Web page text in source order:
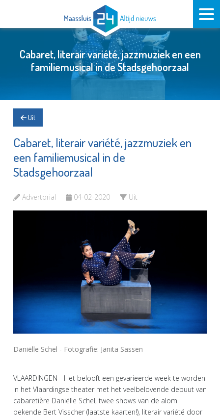
Cabaret, literair variété, jazzmuziek en een
familiemusical in de Stadsgehoorzaal
Uit
Cabaret, literair variété, jazzmuziek en
een familiemusical in de
Stadsgehoorzaal
Advertorial 04-02-2020 Uit
Daniëlle Schel - Fotografie: Janita Sassen
VLAARDINGEN - Het belooft een gevarieerde week te worden
in het Vlaardingse theater met het veelbelovende debuut van
cabaretière Daniëlle Schel, twee shows van de alom
bekende Bert Visscher (laatste kaarten!), literair variété door